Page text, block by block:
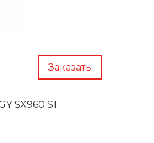
Заказать
SX960 S1